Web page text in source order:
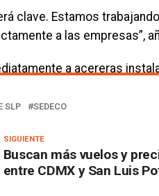
clave. Estamos
a las empresas”,
a acereras
SLP SEDECO
SIGUIENTE
Buscan más vuelos y
entre CDMX y San Luis